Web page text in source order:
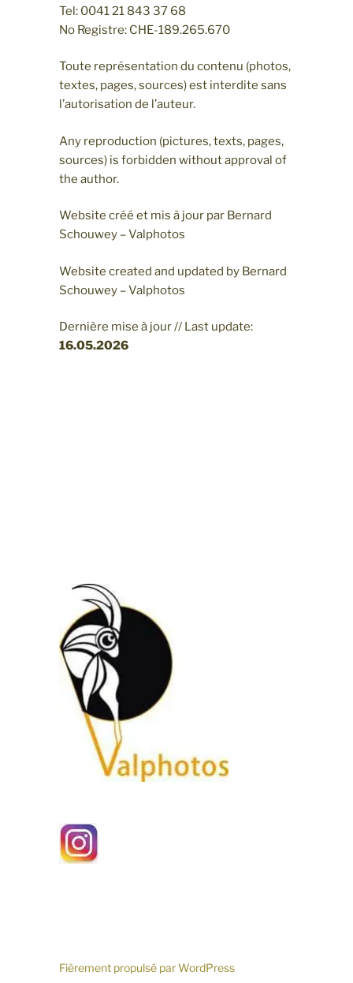
Tel: 0041 21 843 37 68
No Registre: CHE-189.265.670
Toute représentation du contenu (photos,
textes, pages, sources) est interdite sans
l’autorisation de l’auteur.
Any reproduction (pictures, texts, pages,
sources) is forbidden without approval of
the author.
Website créé et mis à jour par Bernard
Schouwey – Valphotos
Website created and updated by Bernard
Schouwey – Valphotos
Dernière mise à jour // Last update:
16.05.2026
Fièrement propulsé par WordPress